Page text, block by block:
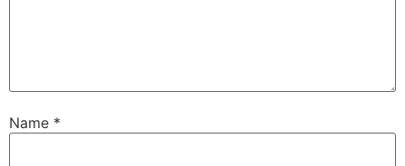
Name *